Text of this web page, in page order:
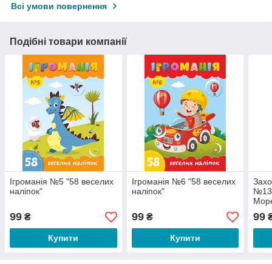
Всі умови повернення
Подібні товари компанії
Ігроманія №5 "58 веселих
наліпок"
99 ₴
Купити
Ігроманія №6 "58 веселих
наліпок"
99₴
Купити
№13
99